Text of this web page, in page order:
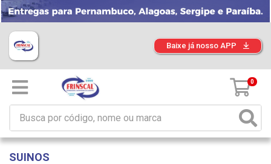
Baixe já nosso APP
0
SUINOS